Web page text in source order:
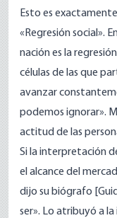
Esto es
«Regresión social».
nación es la
células de las que
avanzar
podemos ignorar».
actitud de las
Si la interpretación
el alcance del
dijo su biógrafo
ser». Lo atribuyó a